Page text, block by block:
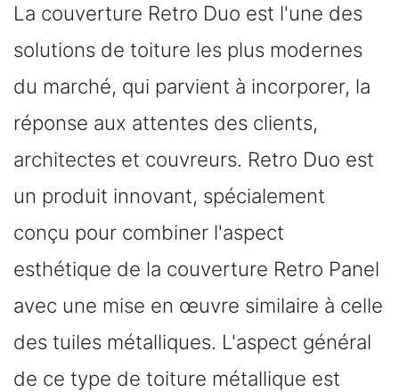
La couverture Retro Duo est l'une des
solutions de toiture les plus modernes
du marché, qui parvient à incorporer, la
réponse aux attentes des clients,
architectes et couvreurs. Retro Duo est
un produit innovant, spécialement
conçu pour combiner l'aspect
esthétique de la couverture Retro Panel
avec une mise en œuvre similaire à celle
des tuiles métalliques. L'aspect général
de ce type de toiture métallique est